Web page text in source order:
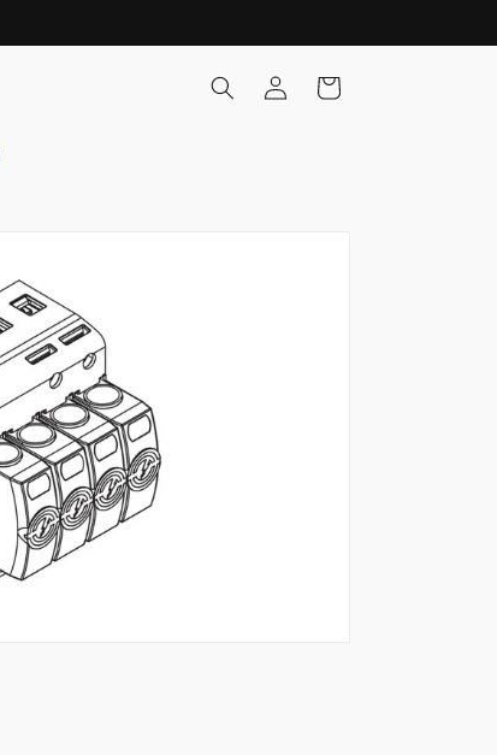
Pieslēgties Ratiņi